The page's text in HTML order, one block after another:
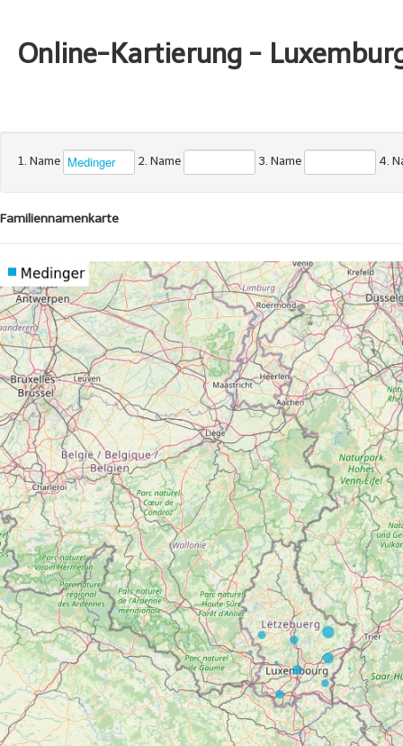
Online-Kartierung -
1. Name 2. Name 3. Name 4.
Familiennamenkarte